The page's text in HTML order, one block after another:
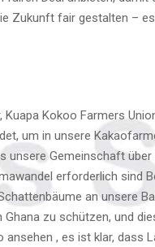
Zukunft fair gestalten –
Kokoo Farmers
um in unsere
Gemeinschaft
erforderlich sind
an unsere
zu schützen, und
, es ist klar, dass